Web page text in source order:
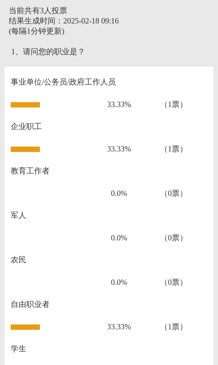
当前共有3人投票
结果生成时间：2025-02-18 09:16
(每隔1分钟更新)
1、请问您的职业是？
事业单位/公务员/政府工作人员
33.33% （1票）
企业职工
33.33% （1票）
教育工作者
0.0% （0票）
军人
0.0% （0票）
农民
0.0% （0票）
自由职业者
33.33% （1票）
学生